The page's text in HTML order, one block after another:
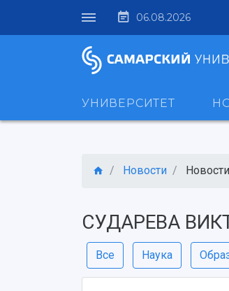
06.08.2026
УНИВЕРСИТЕТ
Новости
СУДАРЕВА
Все Наука